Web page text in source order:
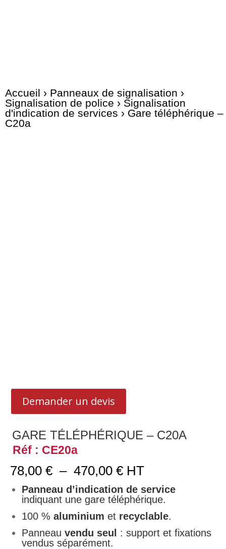
Accueil › Panneaux de signalisation ›
Signalisation de police › Signalisation
d'indication de services › Gare téléphérique –
C20a
Demander un devis
GARE TÉLÉPHÉRIQUE – C20A
Réf : CE20a
78,00€ – 470,00€Plage
de
prix :
78,00 €
à
470,00 €
HT
Panneau d’indication de service
indiquant une gare téléphérique.
100 %aluminiumet recyclable.
Panneau vendu seul
: support et fixations
vendus séparément.